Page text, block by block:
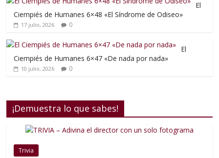
El
Ciempiés de Humanes 6×48 «El Síndrome de Odiseo»
17 julio, 2026 0
El
Ciempiés de Humanes 6×47 «De nada por nada»
10 julio, 2026 0
¡Demuestra lo que sabes!
Trivia